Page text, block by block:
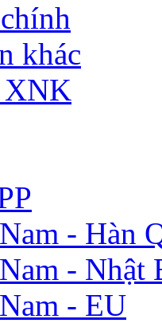
khác
XNK
- Hàn
- Nhật
- EU